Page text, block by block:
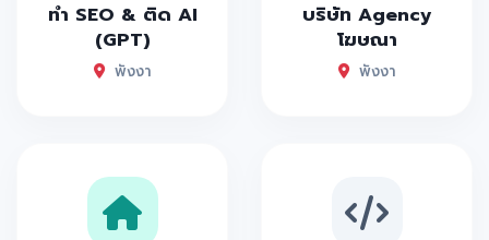
ทำ SEO & ติด AI
(GPT)
พังงา
บริษัท Agency
โฆษณา
พังงา